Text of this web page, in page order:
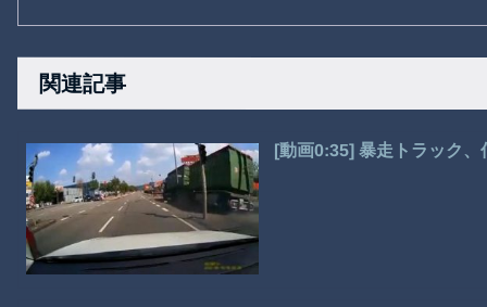
関連記事
[動画0:35] 暴走トラック